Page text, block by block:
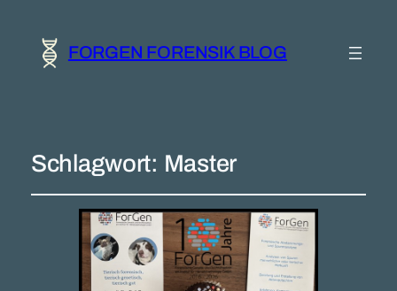
FORGEN FORENSIK BLOG
Schlagwort: Master